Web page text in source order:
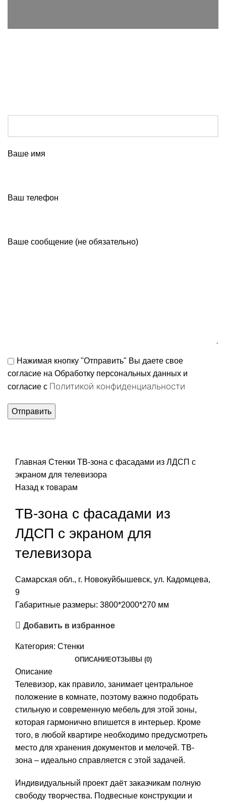
Ваше имя
Ваш телефон
Ваше сообщение (не обязательно)
Нажимая кнопку "Отправить" Вы даете свое
согласие на Обработку персональных данных и
согласие c Политикой конфиденциальности
Главная Стенки ТВ-зона с фасадами из ЛДСП с
экраном для телевизора
Назад к товарам
ТВ-зона с фасадами из
ЛДСП с экраном для
телевизора
Самарская обл., г. Новокуйбышевск, ул. Кадомцева,
9
Габаритные размеры: 3800*2000*270 мм
Добавить в избранное
Категория: Стенки
ОПИСАНИЕОТЗЫВЫ (0)
Описание
Телевизор, как правило, занимает центральное
положение в комнате, поэтому важно подобрать
стильную и современную мебель для этой зоны,
которая гармонично впишется в интерьер. Кроме
того, в любой квартире необходимо предусмотреть
место для хранения документов и мелочей. ТВ-
зона – идеально справляется с этой задачей.
Индивидуальный проект даёт заказчикам полную
свободу творчества. Подвесные конструкции и